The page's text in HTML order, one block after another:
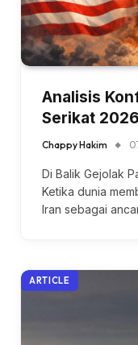
Analisis
Serikat 2026
Chappy Hakim
Di Balik Gejolak
Ketika dunia
Iran sebagai
ARTICLE